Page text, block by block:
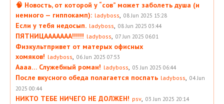
🧠 Новость, от которой у “сов” может заболеть душа (и
немного — гиппокамп): ladyboss, 08 Jun 2025 15:28
Если у тебя недосып. ladyboss, 08 Jun 2025 03:44
ПЯТНИЦААААААА!!!!!! ladyboss, 07 Jun 2025 06:01
Физкультпривет от матерых офисных
хомяков! ladyboss, 06 Jun 2025 07:53
Аааа… Служебный роман! ladyboss, 05 Jun 2025 06:44
После вкусного обеда полагается поспать ladyboss, 04 Jun
2025 00:44
НИКТО ТЕБЕ НИЧЕГО НЕ ДОЛЖЕН! psv, 03 Jun 2025 20:14